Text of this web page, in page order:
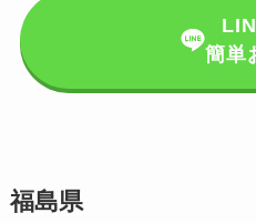
簡単
福島県